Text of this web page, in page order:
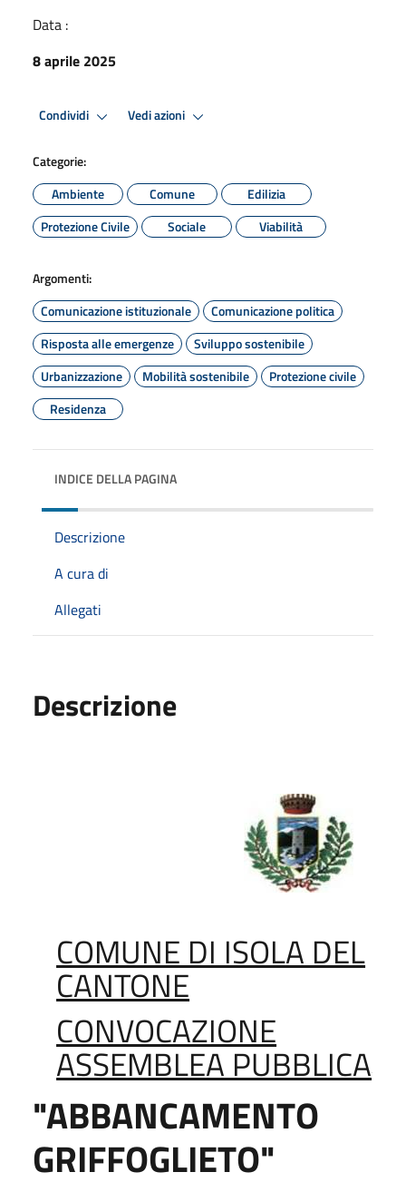
Data :
8 aprile 2025
Condividi Vedi azioni
Categorie:
Ambiente
Comune
Edilizia
Protezione Civile
Sociale Viabilità
Argomenti:
Comunicazione istituzionale
Comunicazione politica
Risposta alle emergenze
Sviluppo sostenibile
Urbanizzazione
Mobilità sostenibile
Protezione civile
Residenza
INDICE DELLA PAGINA
Descrizione
A cura di
Allegati
Descrizione
COMUNE DI ISOLA DEL
CANTONE
CONVOCAZIONE
ASSEMBLEA PUBBLICA
"ABBANCAMENTO
GRIFFOGLIETO"